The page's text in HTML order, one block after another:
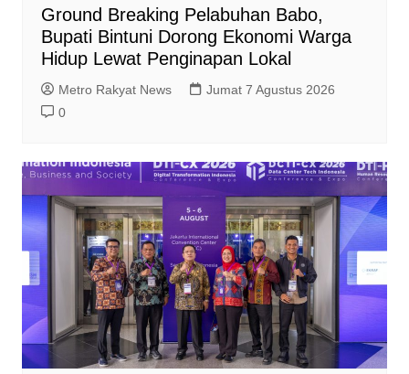
Ground Breaking Pelabuhan Babo,
Bupati Bintuni Dorong Ekonomi Warga
Hidup Lewat Penginapan Lokal
Metro Rakyat News
Jumat 7 Agustus 2026
0